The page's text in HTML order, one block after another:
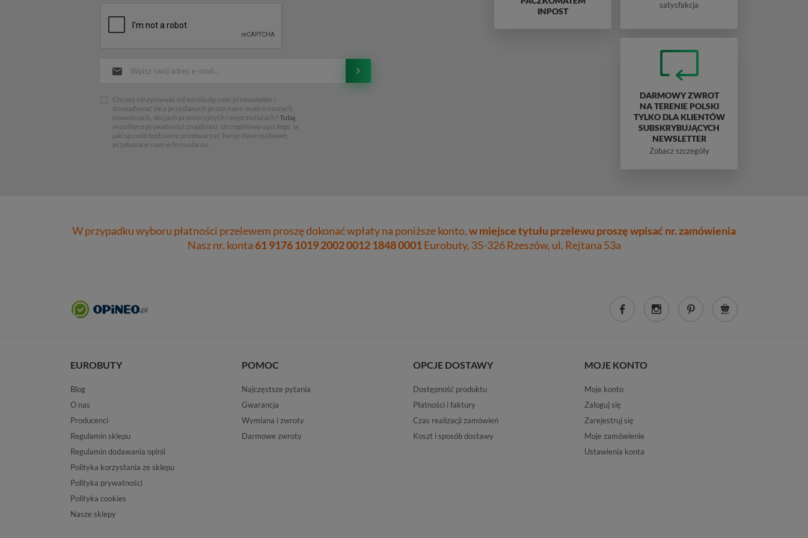
Chcesz otrzymywać od eurobuty.com.pl newsletter i
dowiadywać sie z przesłanych przez nas e-maili o naszych
nowościach, akcjach promocyjnych i wyprzedażach? Tutaj,
w polityce prywatności znajdziesz szczegółowy opis tego, w
jaki sposób będziemy przetwarzać Twoje dane osobowe,
przekazane nam w formularzu.
INPOST
satysfakcja
DARMOWY ZWROT
NA TERENIE POLSKI
TYLKO DLA KLIENTÓW
SUBSKRYBUJĄCYCH
NEWSLETTER
Zobacz szczegóły
W przypadku wyboru płatności przelewem proszę dokonać wpłaty na poniższe konto,w miejsce tytułu przelewu proszę wpisać nr. zamówienia
Nasz nr. konta61 9176 1019 2002 0012 1848 0001Eurobuty, 35-326 Rzeszów, ul. Rejtana 53a
EUROBUTY
Blog
O nas
Producenci
Regulamin sklepu
Regulamin dodawania opinii
Polityka korzystania ze sklepu
Polityka prywatności
Polityka cookies
Nasze sklepy
POMOC
Najczęstsze pytania
Gwarancja
Wymiana i zwroty
Darmowe zwroty
OPCJE DOSTAWY
Dostępność produktu
Płatności i faktury
Czas realizacji zamówień
Koszt i sposób dostawy
MOJE KONTO
Moje konto
Zaloguj się
Zarejestruj się
Moje zamówienie
Ustawienia konta